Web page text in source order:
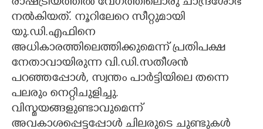
CONTACT US
രാഷ്ട്രീയത്തിൽ വേഗത്തിലൊരു ചാന്ദ്രശോഭ
നൽകിയത്. നൂറിലേറെ സീറ്റുമായി
യു.ഡി.എഫിനെ
അധികാരത്തിലെത്തിക്കുമെന്ന് പ്രതിപക്ഷ
നേതാവായിരുന്ന വി.ഡി.സതീശൻ
പറഞ്ഞപ്പോൾ,​ സ്വന്തം പാർട്ടിയിലെ തന്നെ
പലരും നെറ്റിചുളിച്ചു.
വിസ്മയങ്ങളുണ്ടാവുമെന്ന്
അവകാശപ്പെട്ടപ്പോൾ ചിലരുടെ ചുണ്ടുകൾ